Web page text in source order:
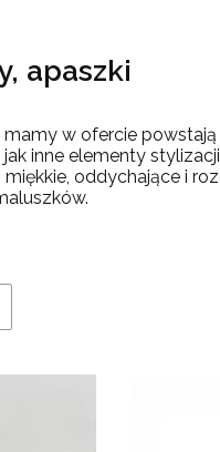
apaszki
w ofercie
inne elementy
oddychające i